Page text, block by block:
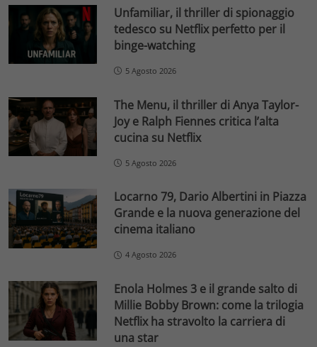
Unfamiliar, il thriller di spionaggio
tedesco su Netflix perfetto per il
binge-watching
5 Agosto 2026
The Menu, il thriller di Anya Taylor-
Joy e Ralph Fiennes critica l’alta
cucina su Netflix
5 Agosto 2026
Locarno 79, Dario Albertini in Piazza
Grande e la nuova generazione del
cinema italiano
4 Agosto 2026
Enola Holmes 3 e il grande salto di
Millie Bobby Brown: come la trilogia
Netflix ha stravolto la carriera di
una star